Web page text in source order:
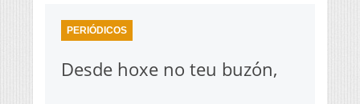
PERIÓDICOS
Desde hoxe no teu buzón,